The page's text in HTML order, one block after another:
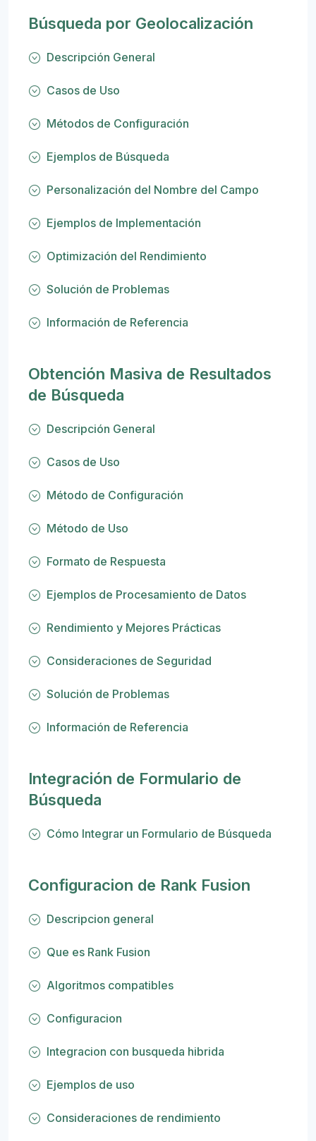
Búsqueda por Geolocalización
Descripción General
Casos de Uso
Métodos de Configuración
Ejemplos de Búsqueda
Personalización del Nombre del Campo
Ejemplos de Implementación
Optimización del Rendimiento
Solución de Problemas
Información de Referencia
Obtención Masiva de Resultados
de Búsqueda
Descripción General
Casos de Uso
Método de Configuración
Método de Uso
Formato de Respuesta
Ejemplos de Procesamiento de Datos
Rendimiento y Mejores Prácticas
Consideraciones de Seguridad
Solución de Problemas
Información de Referencia
Integración de Formulario de
Búsqueda
Cómo Integrar un Formulario de Búsqueda
Configuracion de Rank Fusion
Descripcion general
Que es Rank Fusion
Algoritmos compatibles
Configuracion
Integracion con busqueda hibrida
Ejemplos de uso
Consideraciones de rendimiento